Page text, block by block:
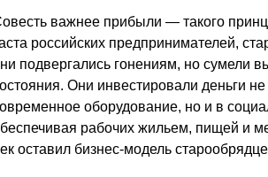
важнее прибыли — такого
российских предпринимателей,
подвергались гонениям, но сумели
Они инвестировали деньги
оборудование, но и в
рабочих жильем, пищей и
оставил бизнес-модель